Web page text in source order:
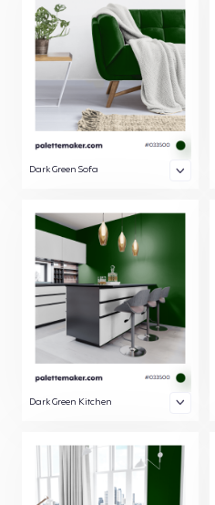
Dark Green Sofa
Dark Green Kitchen